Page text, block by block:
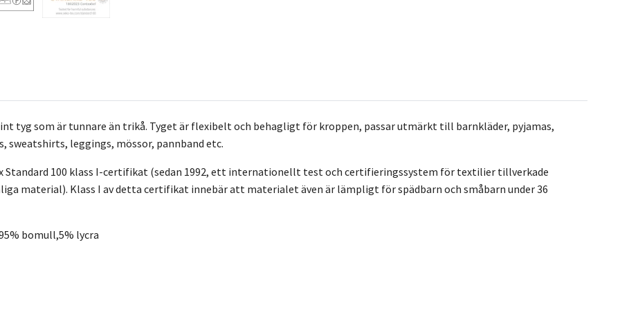
tyg som är tunnare än trikå. Tyget är flexibelt och behagligt för kroppen, passar utmärkt till barnkläder, pyjamas,
sweatshirts, leggings, mössor, pannband etc.
Standard 100 klass I-certifikat (sedan 1992, ett internationellt test och certifieringssystem för textilier tillverkade
material). Klass I av detta certifikat innebär att materialet även är lämpligt för spädbarn och småbarn under 36
bomull,5% lycra